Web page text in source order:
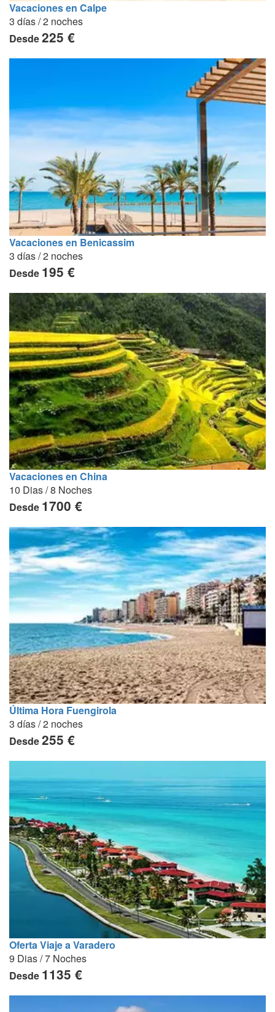
Vacaciones en Calpe
3 días / 2 noches
Desde225 €
Vacaciones en Benicassim
3 días / 2 noches
Desde 195 €
Vacaciones en China
10 Dias / 8 Noches
Desde 1700 €
Última Hora Fuengirola
3 días / 2 noches
Desde255 €
Oferta Viaje a Varadero
9 Dias / 7 Noches
Desde 1135 €